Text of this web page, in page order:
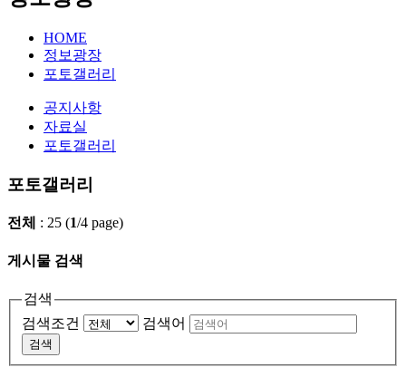
HOME
정보광장
포토갤러리
공지사항
자료실
포토갤러리
포토갤러리
전체 : 25 (1/4 page)
게시물 검색
검색
검색조건
검색어
검색